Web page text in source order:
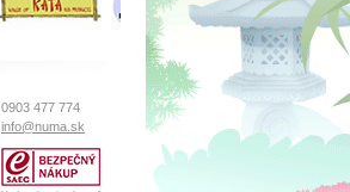
0903 477 774
info@numa.sk